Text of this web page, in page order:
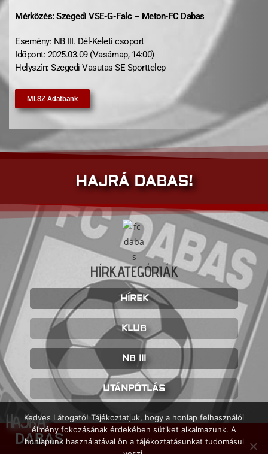
Mérkőzés: Szegedi VSE-G-Falc – Meton-FC Dabas
Esemény: NB III. Dél-Keleti csoport
Időpont: 2025.03.09 (Vasárnap, 14:00)
Helyszín: Szegedi Vasutas SE Sporttelep
MLSZ Adatbank
HAJRÁ DABAS!
HÍRKATEGÓRIÁK
HÍREK
KLUB
NB III
UTÁNPÓTLÁS
HAJRÁ
DABAS
Kedves Látogató! Tájékoztatjuk, hogy a honlap felhasználói
élmény fokozásának érdekében sütiket alkalmazunk. A
honlapunk használatával ön a tájékoztatásunkat tudomásul